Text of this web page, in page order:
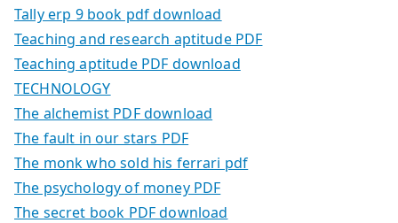
Tally erp 9 book pdf download
Teaching and research aptitude PDF
Teaching aptitude PDF download
TECHNOLOGY
The alchemist PDF download
The fault in our stars PDF
The monk who sold his ferrari pdf
The psychology of money PDF
The secret book PDF download